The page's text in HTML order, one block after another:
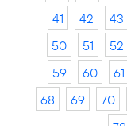
41
42 43
50
51 52
59
60 61
68
69 70